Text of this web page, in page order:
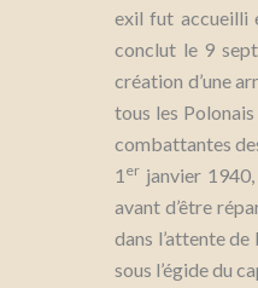
exil fut accueilli
conclut le 9
création d’une
tous les
combattantes
1 er janvier
avant d’être
dans l’attente
sous l’égide du